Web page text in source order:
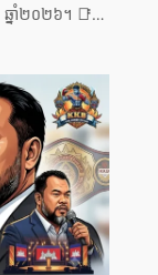
ឆ្នាំ២០២៦។ 📑…